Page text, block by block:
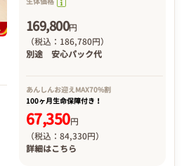
169,800円
（税込：186,780円）
別途 安心パック代
あんしんお迎え MAX70%割
100ヶ月生命保障付き！
67,350円
（税込：84,330円）
詳細はこちら